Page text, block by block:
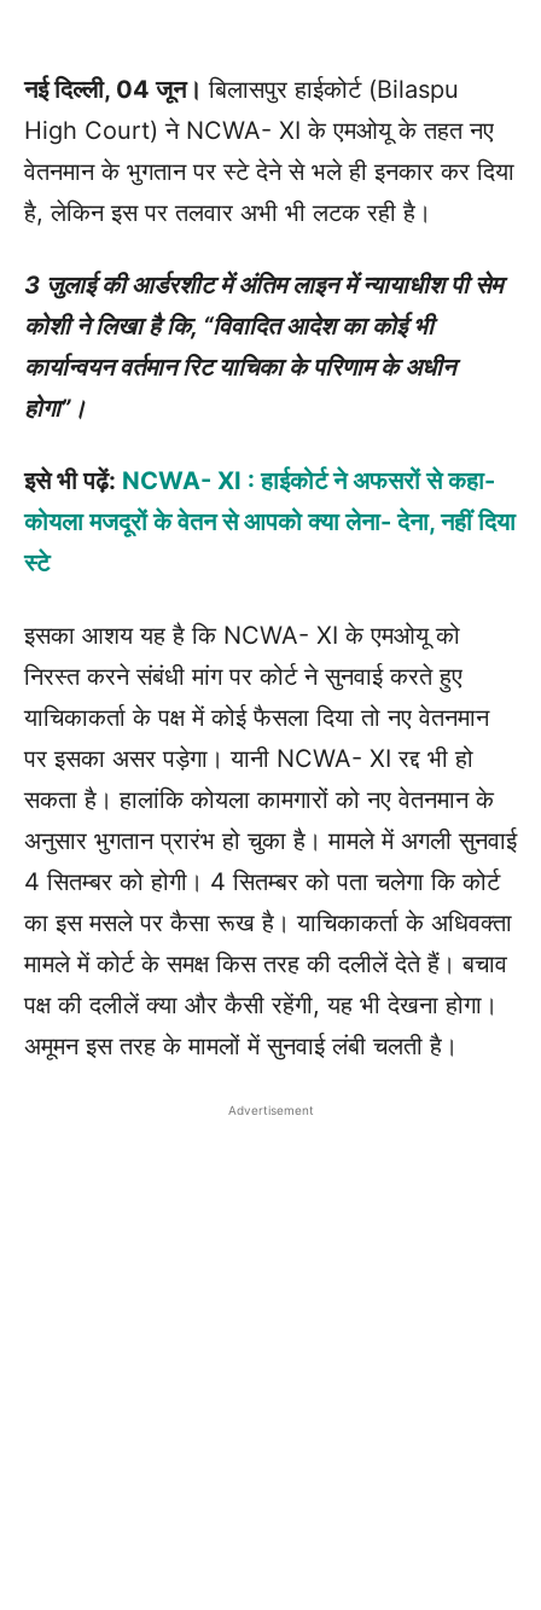
नई दिल्ली, 04 जून। बिलासपुर हाईकोर्ट (Bilaspu
High Court) ने NCWA- XI के एमओयू के तहत नए
वेतनमान के भुगतान पर स्टे देने से भले ही इनकार कर दिया
है, लेकिन इस पर तलवार अभी भी लटक रही है।
3 जुलाई की आर्डरशीट में अंतिम लाइन में न्यायाधीश पी सेम
कोशी ने लिखा है कि, “विवादित आदेश का कोई भी
कार्यान्वयन वर्तमान रिट याचिका के परिणाम के अधीन
होगा”।
इसे भी पढ़ें: NCWA- XI : हाईकोर्ट ने अफसरों से कहा-
कोयला मजदूरों के वेतन से आपको क्या लेना- देना, नहीं दिया
स्टे
इसका आशय यह है कि NCWA- XI के एमओयू को
निरस्त करने संबंधी मांग पर कोर्ट ने सुनवाई करते हुए
याचिकाकर्ता के पक्ष में कोई फैसला दिया तो नए वेतनमान
पर इसका असर पड़ेगा। यानी NCWA- XI रद्द भी हो
सकता है। हालांकि कोयला कामगारों को नए वेतनमान के
अनुसार भुगतान प्रारंभ हो चुका है। मामले में अगली सुनवाई
4 सितम्बर को होगी। 4 सितम्बर को पता चलेगा कि कोर्ट
का इस मसले पर कैसा रूख है। याचिकाकर्ता के अधिवक्ता
मामले में कोर्ट के समक्ष किस तरह की दलीलें देते हैं। बचाव
पक्ष की दलीलें क्या और कैसी रहेंगी, यह भी देखना होगा।
अमूमन इस तरह के मामलों में सुनवाई लंबी चलती है।
Advertisement